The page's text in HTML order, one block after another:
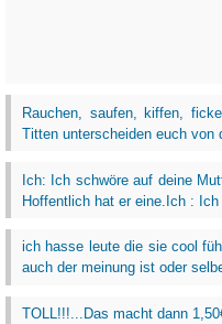
Rauchen, saufen, kiffen,
Titten unterscheiden euch von
Ich: Ich schwöre auf deine
Hoffentlich hat er eine.Ich : Ich
ich hasse leute die sie cool
auch der meinung ist oder
TOLL!!!...Das macht dann